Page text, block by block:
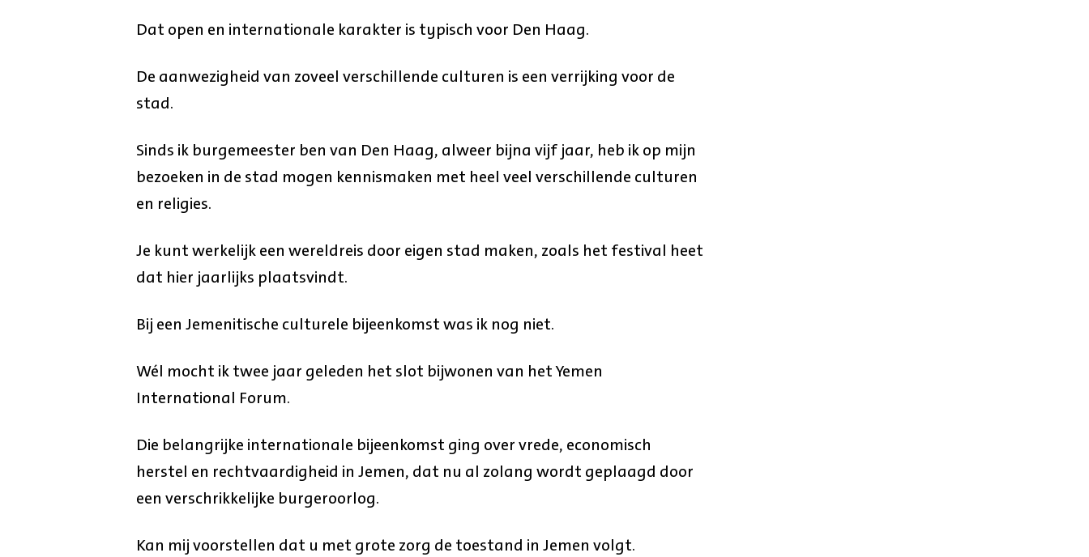
Dat open en internationale karakter is typisch voor Den Haag.
De aanwezigheid van zoveel verschillende culturen is een verrijking voor de
stad.
Sinds ik burgemeester ben van Den Haag, alweer bijna vijf jaar, heb ik op mijn
bezoeken in de stad mogen kennismaken met heel veel verschillende culturen
en religies.
Je kunt werkelijk een wereldreis door eigen stad maken, zoals het festival heet
dat hier jaarlijks plaatsvindt.
Bij een Jemenitische culturele bijeenkomst was ik nog niet.
Wél mocht ik twee jaar geleden het slot bijwonen van het Yemen
International Forum.
Die belangrijke internationale bijeenkomst ging over vrede, economisch
herstel en rechtvaardigheid in Jemen, dat nu al zolang wordt geplaagd door
een verschrikkelijke burgeroorlog.
Kan mij voorstellen dat u met grote zorg de toestand in Jemen volgt.